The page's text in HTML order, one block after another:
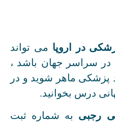
در اروپا می تواند
در سراسر جهان باشد ،
پزشکی ماهر شوید و در
درس بخوانید.
رجبی به شماره ثبت